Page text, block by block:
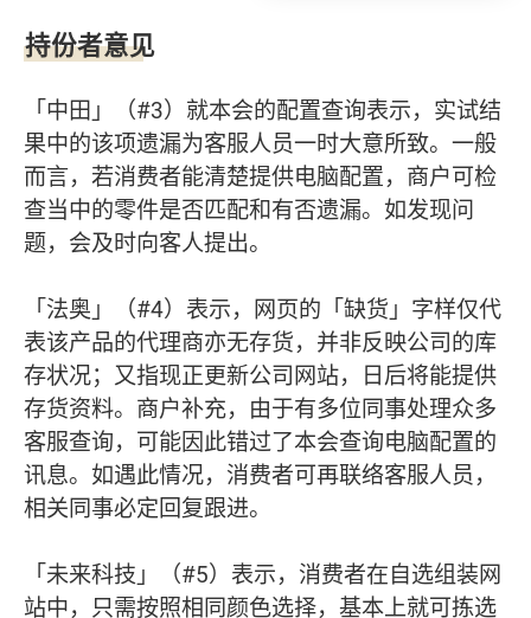
持份者意见
「中田」（#3）就本会的配置查询表示，实试结
果中的该项遗漏为客服人员一时大意所致。一般
而言，若消费者能清楚提供电脑配置，商户可检
查当中的零件是否匹配和有否遗漏。如发现问
题，会及时向客人提出。
「法奥」（#4）表示，网页的「缺货」字样仅代
表该产品的代理商亦无存货，并非反映公司的库
存状况；又指现正更新公司网站，日后将能提供
存货资料。商户补充，由于有多位同事处理众多
客服查询，可能因此错过了本会查询电脑配置的
讯息。如遇此情况，消费者可再联络客服人员，
相关同事必定回复跟进。
「未来科技」（#5）表示，消费者在自选组装网
站中，只需按照相同颜色选择，基本上就可拣选